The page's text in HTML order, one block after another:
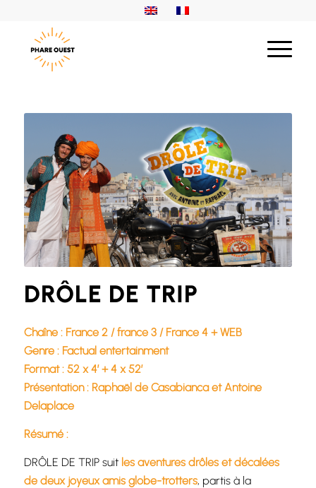
DRÔLE DE TRIP
Chaîne : France 2 / france 3 / France 4 + WEB
Genre : Factual entertainment
Format : 52 x 4′ + 4 x 52′
Présentation : Raphaël de Casabianca et Antoine
Delaplace
Résumé :
DRÔLE DE TRIP suit les aventures drôles et décalées
de deux joyeux amis globe-trotters, partis à la